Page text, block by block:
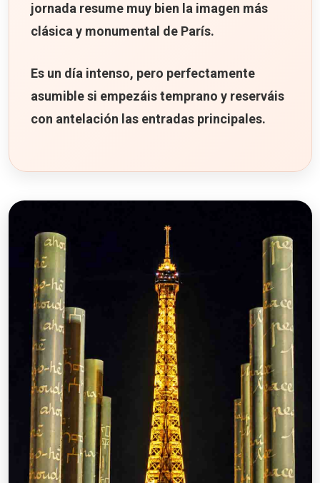
jornada resume muy bien la imagen más
clásica y monumental de París.
Es un día intenso, pero perfectamente
asumible si empezáis temprano y reserváis
con antelación las entradas principales.